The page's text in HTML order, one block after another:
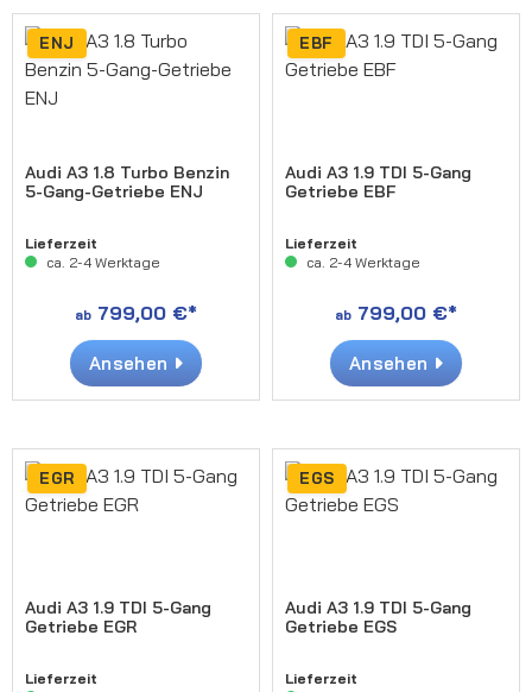
ENJ
Audi A3 1.8 Turbo Benzin
5-Gang-Getriebe ENJ
Lieferzeit
ca. 2-4 Werktage
ab 799,00 €*
Ansehen
EBF
Audi A3 1.9 TDI 5-Gang
Getriebe EBF
Lieferzeit
ca. 2-4 Werktage
ab 799,00 €*
Ansehen
EGR
Audi A3 1.9 TDI 5-Gang
Getriebe EGR
Lieferzeit
EGS
Audi A3 1.9 TDI 5-Gang
Getriebe EGS
Lieferzeit